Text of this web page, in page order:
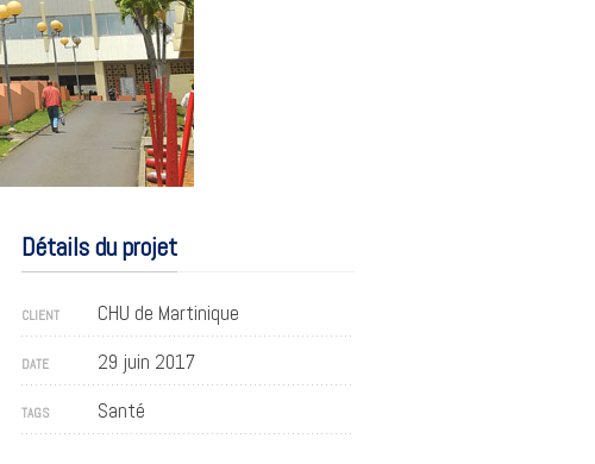
Détails du projet
CLIENT CHU de Martinique
DATE 29 juin 2017
TAGS Santé